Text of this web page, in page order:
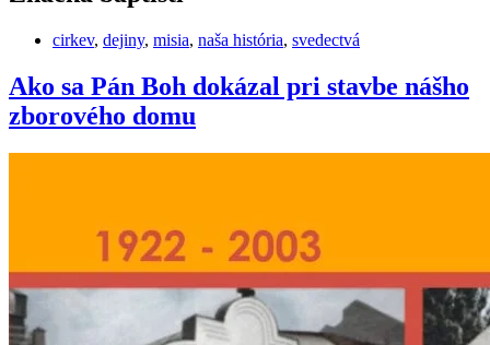
cirkev, dejiny, misia, naša história, svedectvá
Ako sa Pán Boh dokázal pri stavbe nášho
zborového domu